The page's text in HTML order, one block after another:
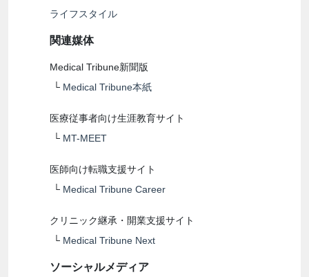
ライフスタイル
関連媒体
Medical Tribune新聞版
└ Medical Tribune本紙
医療従事者向け生涯教育サイト
└ MT-MEET
医師向け転職支援サイト
└ Medical Tribune Career
クリニック継承・開業支援サイト
└ Medical Tribune Next
ソーシャルメディア